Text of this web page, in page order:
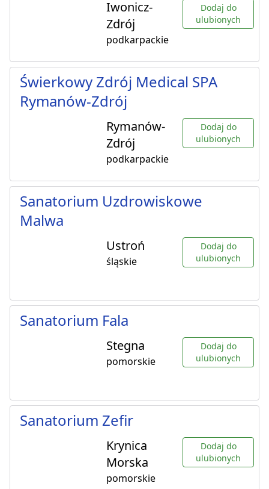
Iwonicz-
Zdrój
podkarpackie
Dodaj do
ulubionych
Świerkowy Zdrój Medical SPA
Rymanów-Zdrój
Rymanów-
Zdrój
podkarpackie
Dodaj do
ulubionych
Sanatorium Uzdrowiskowe
Malwa
Ustroń
śląskie
Dodaj do
ulubionych
Sanatorium Fala
Stegna
pomorskie
Dodaj do
ulubionych
Sanatorium Zefir
Krynica
Morska
pomorskie
Dodaj do
ulubionych